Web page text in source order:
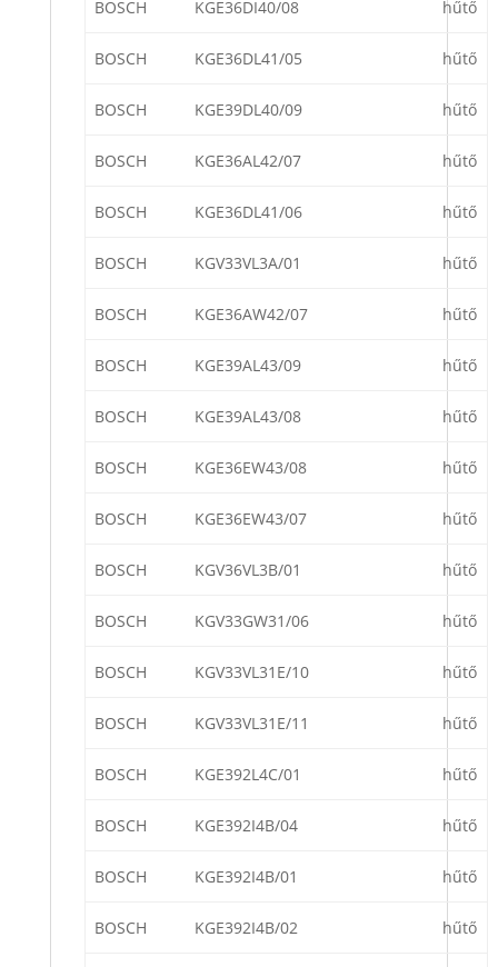
BOSCH KGE36DI40/08 hűtő
BOSCH KGE36DL41/05 hűtő
BOSCH KGE39DL40/09 hűtő
BOSCH KGE36AL42/07 hűtő
BOSCH KGE36DL41/06 hűtő
BOSCH KGV33VL3A/01 hűtő
BOSCH KGE36AW42/07 hűtő
BOSCH KGE39AL43/09 hűtő
BOSCH KGE39AL43/08 hűtő
BOSCH KGE36EW43/08 hűtő
BOSCH KGE36EW43/07 hűtő
BOSCH KGV36VL3B/01 hűtő
BOSCH KGV33GW31/06 hűtő
BOSCH KGV33VL31E/10 hűtő
BOSCH KGV33VL31E/11 hűtő
BOSCH KGE392L4C/01 hűtő
BOSCH KGE392I4B/04 hűtő
BOSCH KGE392I4B/01 hűtő
BOSCH KGE392I4B/02 hűtő